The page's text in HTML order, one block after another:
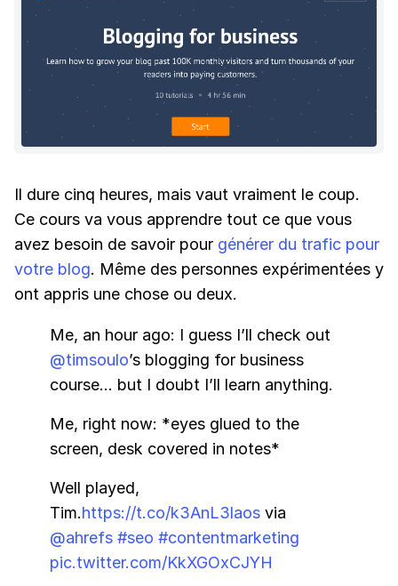
Il dure cinq heures, mais vaut vraiment le coup.
Ce cours va vous apprendre tout ce que vous
avez besoin de savoir pour générer du trafic pour
votre blog. Même des personnes expérimentées y
ont appris une chose ou deux.
Me, an hour ago: I guess I’ll check out
@timsoulo’s blogging for business
course… but I doubt I’ll learn anything.
Me, right now: *eyes glued to the
screen, desk covered in notes*
Well played,
Tim.https://t.co/k3AnL3laos via
@ahrefs #seo #contentmarketing
pic.twitter.com/KkXGOxCJYH